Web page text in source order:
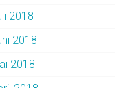
2018
2018
2018